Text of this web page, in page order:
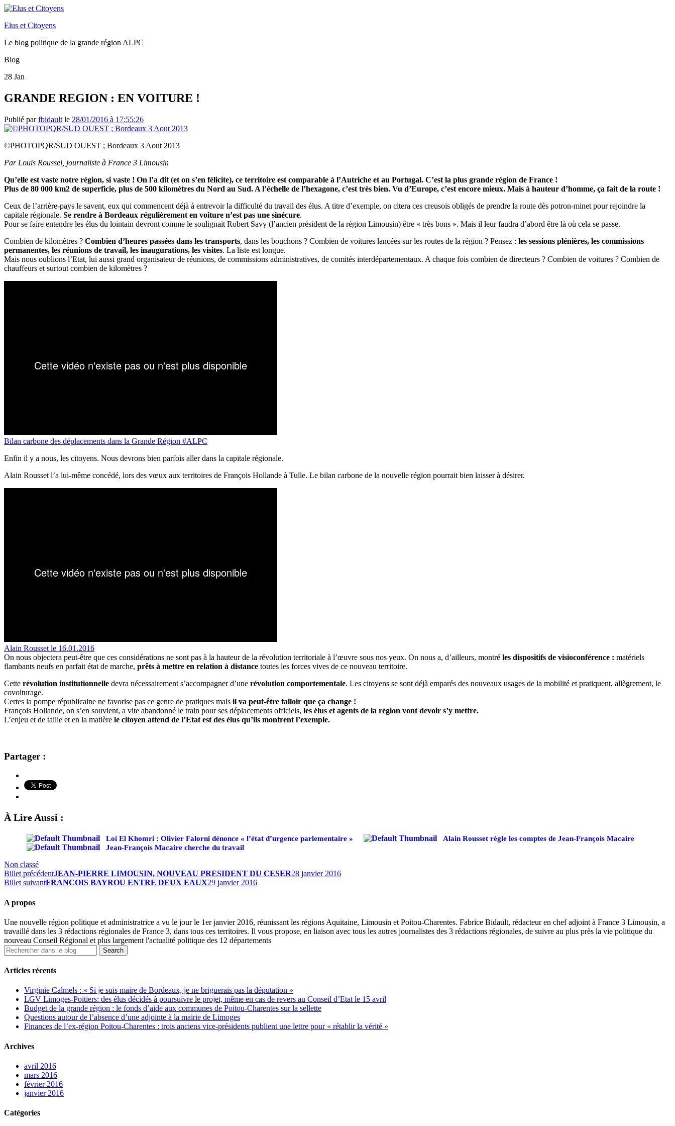
Elus et Citoyens
Le blog politique de la grande région ALPC
Blog
28 Jan
GRANDE REGION : EN VOITURE !
Publié parfbidault le 28/01/2016 à 17:55:26
©PHOTOPQR/SUD OUEST ; Bordeaux 3 Aout 2013
Par Louis Roussel, journaliste à France 3 Limousin
Qu’elle est vaste notre région, si vaste ! On l’a dit (et on s’en félicite), ce territoire est comparable à l’Autriche et au Portugal. C’est la plus grande région de France !
Plus de 80 000 km2 de superficie, plus de 500 kilomètres du Nord au Sud. A l’échelle de l’hexagone, c’est très bien. Vu d’Europe, c’est encore mieux. Mais à hauteur d’homme, ça fait de la route !
Ceux de l’arrière-pays le savent, eux qui commencent déjà à entrevoir la difficulté du travail des élus. A titre d’exemple, on citera ces creusois obligés de prendre la route dès potron-minet pour rejoindre la
capitale régionale. Se rendre à Bordeaux régulièrement en voiture n’est pas une sinécure.
Pour se faire entendre les élus du lointain devront comme le soulignait Robert Savy (l’ancien président de la région Limousin) être « très bons ». Mais il leur faudra d’abord être là où cela se passe.
Combien de kilomètres ? Combien d’heures passées dans les transports, dans les bouchons ? Combien de voitures lancées sur les routes de la région ? Pensez : les sessions plénières, les commissions
permanentes, les réunions de travail, les inaugurations, les visites. La liste est longue.
Mais nous oublions l’Etat, lui aussi grand organisateur de réunions, de commissions administratives, de comités interdépartementaux. A chaque fois combien de directeurs ? Combien de voitures ? Combien de
chauffeurs et surtout combien de kilomètres ?
Bilan carbone des déplacements dans la Grande Région #ALPC
Enfin il y a nous, les citoyens. Nous devrons bien parfois aller dans la capitale régionale.
Alain Rousset l’a lui-même concédé, lors des vœux aux territoires de François Hollande à Tulle. Le bilan carbone de la nouvelle région pourrait bien laisser à désirer.
Alain Rousset le 16.01.2016
On nous objectera peut-être que ces considérations ne sont pas à la hauteur de la révolution territoriale à l’œuvre sous nos yeux. On nous a, d’ailleurs, montré les dispositifs de visioconférence : matériels
flambants neufs en parfait état de marche, prêts à mettre en relation à distance toutes les forces vives de ce nouveau territoire.
Cette révolution institutionnelle devra nécessairement s’accompagner d’une révolution comportementale. Les citoyens se sont déjà emparés des nouveaux usages de la mobilité et pratiquent, allègrement, le
covoiturage.
Certes la pompe républicaine ne favorise pas ce genre de pratiques mais il va peut-être falloir que ça change !
François Hollande, on s’en souvient, a vite abandonné le train pour ses déplacements officiels, les élus et agents de la région vont devoir s’y mettre.
L’enjeu et de taille et en la matière le citoyen attend de l’Etat est des élus qu’ils montrent l’exemple.
Partager :
À Lire Aussi :
Loi El Khomri : Olivier Falorni dénonce « l’état d’urgence parlementaire »
Alain Rousset règle les comptes de Jean-François Macaire
Jean-François Macaire cherche du travail
Non classé
Billet précédentJEAN-PIERRE LIMOUSIN, NOUVEAU PRESIDENT DU CESER28 janvier 2016
Billet suivantFRANCOIS BAYROU ENTRE DEUX EAUX29 janvier 2016
A propos
Une nouvelle région politique et administratrice a vu le jour le 1er janvier 2016, réunissant les régions Aquitaine, Limousin et Poitou-Charentes. Fabrice Bidault, rédacteur en chef adjoint à France 3 Limousin, a
travaillé dans les 3 rédactions régionales de France 3, dans tous ces territoires. Il vous propose, en liaison avec tous les autres journalistes des 3 rédactions régionales, de suivre au plus près la vie politique du
nouveau Conseil Régional et plus largement l'actualité politique des 12 départements
Articles récents
Virginie Calmels : « Si je suis maire de Bordeaux, je ne briguerais pas la députation »
LGV Limoges-Poitiers: des élus décidés à poursuivre le projet, même en cas de revers au Conseil d’Etat le 15 avril
Budget de la grande région : le fonds d’aide aux communes de Poitou-Charentes sur la sellette
Questions autour de l’absence d’une adjointe à la mairie de Limoges
Finances de l’ex-région Poitou-Charentes : trois anciens vice-présidents publient une lettre pour « rétablir la vérité »
Archives
avril 2016
mars 2016
février 2016
janvier 2016
Catégories